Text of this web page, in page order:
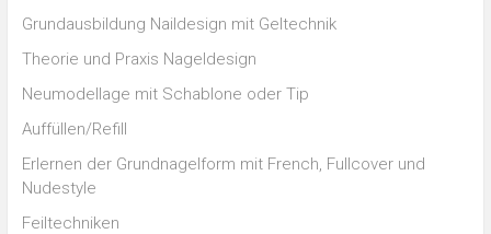
Grundausbildung Naildesign mit Geltechnik
Theorie und Praxis Nageldesign
Neumodellage mit Schablone oder Tip
Auffüllen/Refill
Erlernen der Grundnagelform mit French, Fullcover und
Nudestyle
Feiltechniken